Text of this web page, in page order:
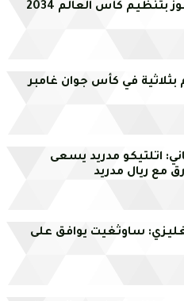
بتنظيم كأس العالم 2034
بثلاثية في كأس جوان غامبر
اتلتيكو مدريد يسعى
مع ريال مدريد
ساوثغيت يوافق على